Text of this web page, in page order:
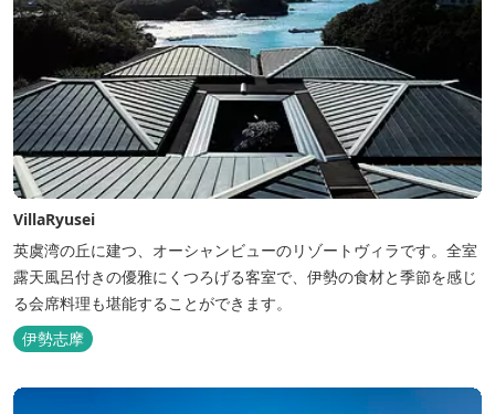
VillaRyusei
英虞湾の丘に建つ、オーシャンビューのリゾートヴィラです。全室
露天風呂付きの優雅にくつろげる客室で、伊勢の食材と季節を感じ
る会席料理も堪能することができます。
伊勢志摩